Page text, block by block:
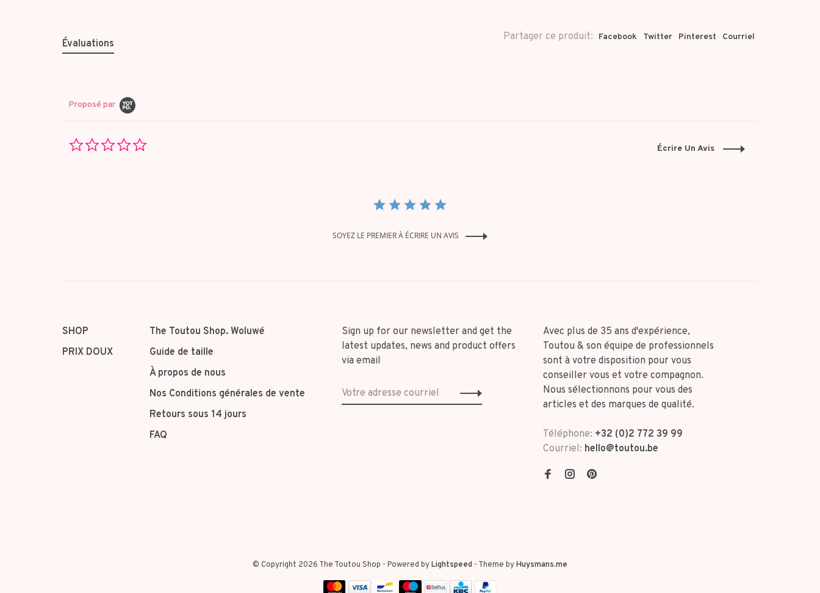
Partager ce produit: Facebook Twitter Pinterest Courriel
Évaluations
Proposé par
Écrire Un Avis
SOYEZ LE PREMIER À ÉCRIRE UN AVIS
SHOP
PRIX DOUX
The Toutou Shop. Woluwé
Guide de taille
À propos de nous
Nos Conditions générales de vente
Retours sous 14 jours
FAQ
Sign up for our newsletter and get the
latest updates, news and product offers
via email
Avec plus de 35 ans d'expérience,
Toutou & son équipe de professionnels
sont à votre disposition pour vous
conseiller vous et votre compagnon.
Nous sélectionnons pour vous des
articles et des marques de qualité.
Téléphone: +32 (0)2 772 39 99
Courriel: hello@toutou.be
© Copyright 2026 The Toutou Shop - Powered byLightspeed - Theme byHuysmans.me